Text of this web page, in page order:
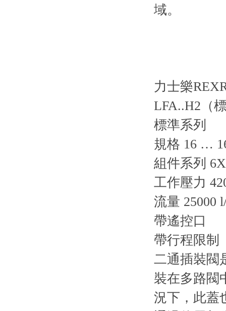
域。
力士樂
LFA..H2（
標準系列
規格 16 …
組件系列
工作壓力
流量 25000
帶遙控口
帶行程限制
二通插裝閥
裝在多路閥
況下，此蓋